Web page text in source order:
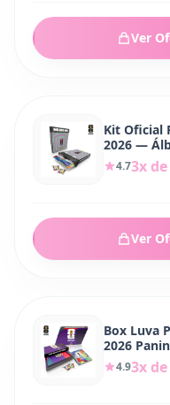
Ver
Kit Oficial
2026 —
4.73x
Ver
Box Luva
2026
4.93x